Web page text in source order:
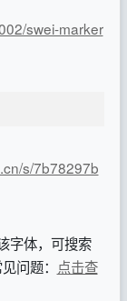
swei-marker
s/7b78297b
字体，可搜索
问题： 点击查